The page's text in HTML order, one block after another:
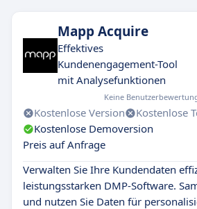
Mapp Acquire
Effektives
Kundenengagement-Tool
mit Analysefunktionen
Keine
Kostenlose Version
Kostenlose
Kostenlose Demoversion
Preis auf Anfrage
Verwalten Sie Ihre Kundendaten
leistungsstarken DMP-Software.
und nutzen Sie Daten für